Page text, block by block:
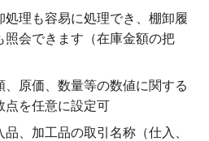
処理も容易に処理でき、棚卸履
照会できます（在庫金額の把
、原価、数量等の数値に関する
点を任意に設定可
品、加工品の取引名称（仕入、